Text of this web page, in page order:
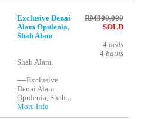
Exclusive Denai
Alam Opulenia,
Shah Alam
Shah Alam,
----Exclusive
Denai Alam
Opulenia, Shah...
More Info
RM900,000
SOLD
4 beds
4 baths